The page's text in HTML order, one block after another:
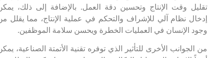
تقليل وقت الإنتاج وتحسين دقة العمل. بالإضافة إلى ذلك، يمكن
إدخال نظام آلي للإشراف والتحكم في عملية الإنتاج، مما يقلل من
وجود الإنسان في العمليات الخطرة ويحسن سلامة الموظفين.
من الجوانب الأخرى للتأثير الذي توفره تقنية الأتمتة الصناعية، يمكن